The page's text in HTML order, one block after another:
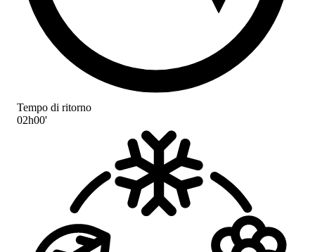
Tempo di ritorno
02h00'